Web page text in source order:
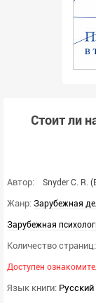
Стоит ли
Автор: Snyder C. R.
Жанр: Зарубежная
Зарубежная
Количество страниц:
Доступен
Язык книги: Русский